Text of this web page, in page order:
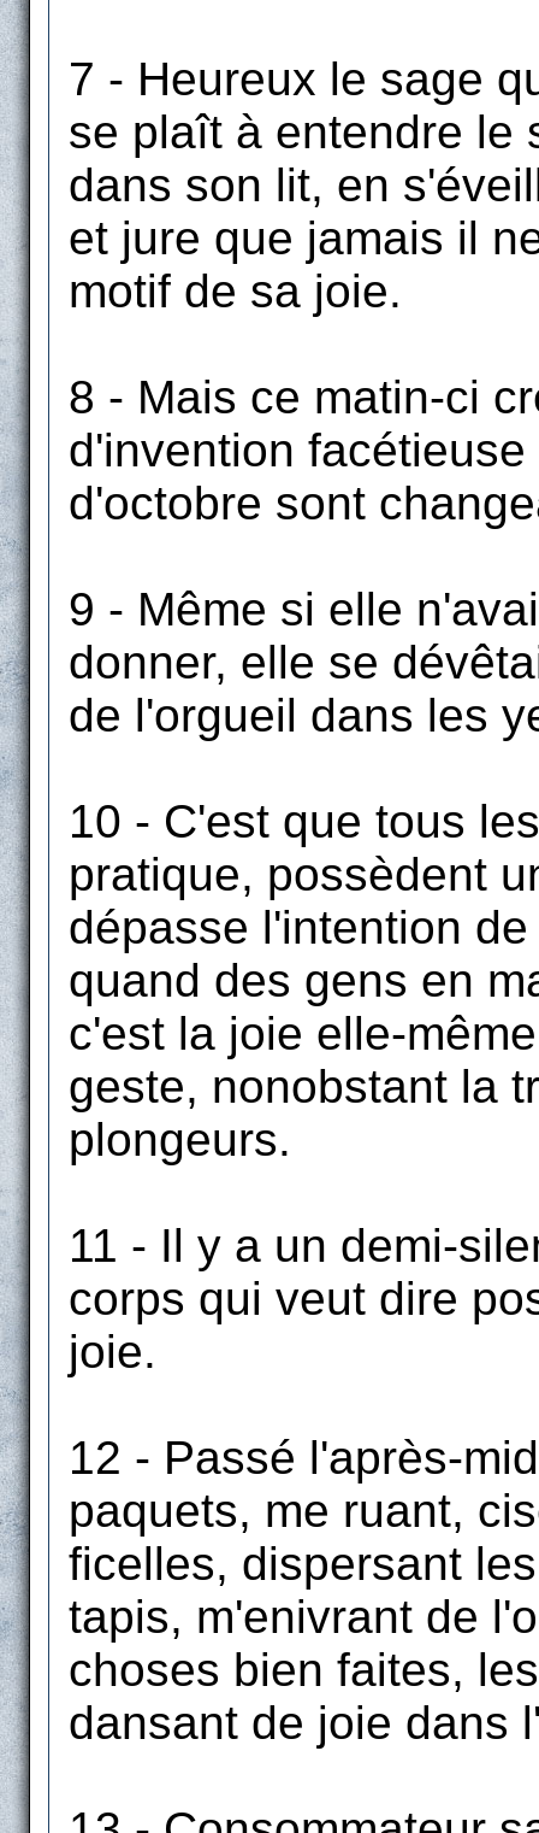
7 - Heureux le sage
se plaît à entendre le
dans son lit, en
et jure que jamais il
motif de sa joie.
8 - Mais ce matin-ci
d'invention
d'octobre sont
9 - Même si elle
donner, elle se
de l'orgueil dans les
10 - C'est que tous
pratique, possèdent
dépasse l'intention
quand des gens en
c'est la joie elle-
geste, nonobstant la
plongeurs.
11 - Il y a un demi-
corps qui veut dire
joie.
12 - Passé l'après-
paquets, me ruant,
ficelles, dispersant
tapis, m'enivrant de
choses bien faites,
dansant de joie dans